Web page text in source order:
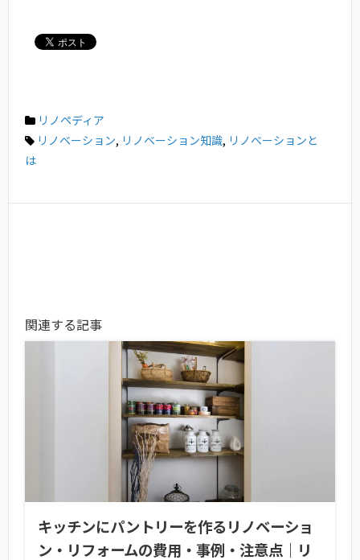
リノペディア
リノベーション, リノベーション知識, リノベーションと
は
関連する記事
キッチンにパントリーを作るリノベーショ
ン・リフォームの費用・事例・注意点｜リ